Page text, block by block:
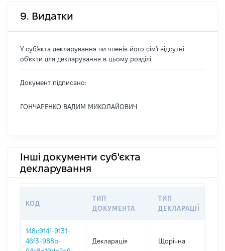
9. Видатки
У суб'єкта декларування чи членів його сім'ї відсутні
об'єкти для декларування в цьому розділі.
Документ підписано:
ГОНЧАРЕНКО ВАДИМ МИКОЛАЙОВИЧ
Інші документи суб'єкта
декларування
КОД
ТИП
ДОКУМЕНТА
ТИП
ДЕКЛАРАЦІЇ
148c914f-9131-
46f3-988b-
Декларація Щорічна